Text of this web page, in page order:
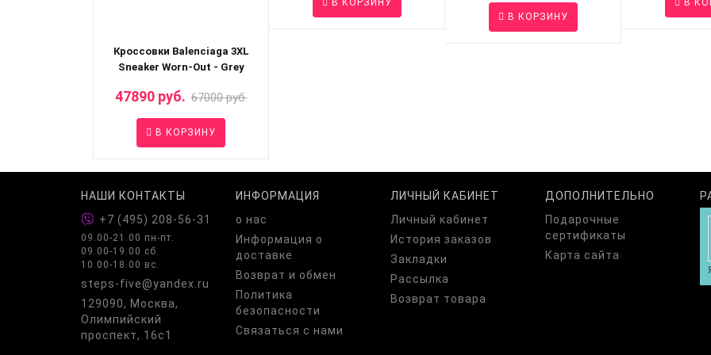
Кроссовки Balenciaga 3XL
Sneaker Worn-Out - Grey
47890 руб. 67000 руб.
В КОРЗИНУ
В КОРЗИНУ
В КОРЗИНУ
В
НАШИ КОНТАКТЫ
+7 (495) 208-56-31
09.00-21.00 пн-пт.
09.00-19.00 сб.
10.00-18.00 вс.
steps-five@yandex.ru
129090, Москва,
Олимпийский
проспект, 16с1
ИНФОРМАЦИЯ
о нас
Информация о
доставке
Возврат и обмен
Политика
безопасности
Связаться с нами
ЛИЧНЫЙ КАБИНЕТ
Личный кабинет
История заказов
Закладки
Рассылка
Возврат товара
ДОПОЛНИТЕЛЬНО
Подарочные
сертификаты
Карта сайта